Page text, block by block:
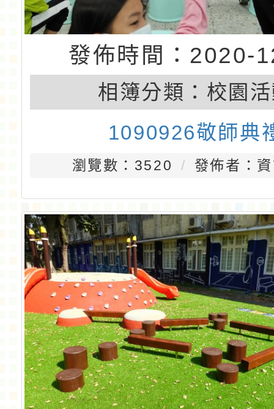
發佈時間：2020-
相簿分類： 校園
1090926敬師典
瀏覽數：3520 發佈者：